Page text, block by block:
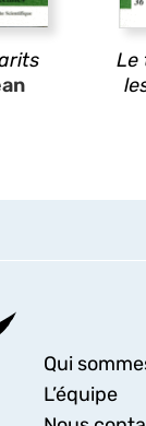
Le
Qui
L’équipe